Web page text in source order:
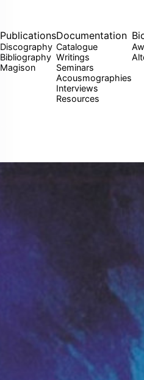
Publications
Discography
Bibliography
Magison
Documentation
Catalogue
Writings
Seminars
Acousmographies
Interviews
Resources